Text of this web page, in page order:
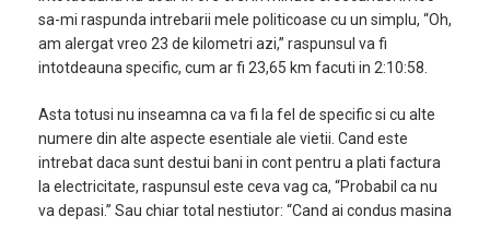
sa-mi raspunda intrebarii mele politicoase cu un simplu, “Oh,
am alergat vreo 23 de kilometri azi,” raspunsul va fi
intotdeauna specific, cum ar fi 23,65 km facuti in 2:10:58.
Asta totusi nu inseamna ca va fi la fel de specific si cu alte
numere din alte aspecte esentiale ale vietii. Cand este
intrebat daca sunt destui bani in cont pentru a plati factura
la electricitate, raspunsul este ceva vag ca, “Probabil ca nu
va depasi.” Sau chiar total nestiutor: “Cand ai condus masina